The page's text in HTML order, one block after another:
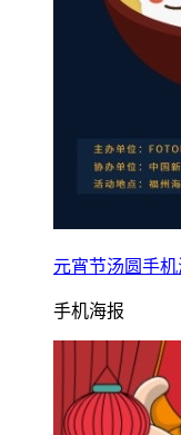
元宵节汤圆手机
手机海报